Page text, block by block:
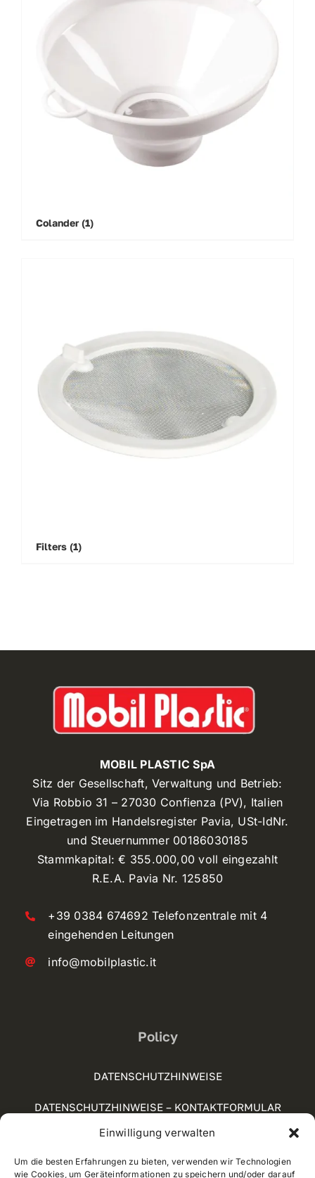
Einwilligung verwalten
Um die besten Erfahrungen zu bieten, verwenden wir Technologien
wie Cookies, um Geräteinformationen zu speichern und/oder darauf
Colander(1)
Filters (1)
MOBIL PLASTIC SpA
Sitz der Gesellschaft, Verwaltung und Betrieb:
Via Robbio 31 – 27030 Confienza (PV), Italien
Eingetragen im Handelsregister Pavia, USt-IdNr.
und Steuernummer 00186030185
Stammkapital: € 355.000,00 voll eingezahlt
R.E.A. Pavia Nr. 125850
+39 0384 674692 Telefonzentrale mit 4
eingehenden Leitungen
info@mobilplastic.it
Policy
DATENSCHUTZHINWEISE
DATENSCHUTZHINWEISE – KONTAKTFORMULAR
SOCIAL-MEDIA-RICHTLINIE
COOKIE POLICY (UE)